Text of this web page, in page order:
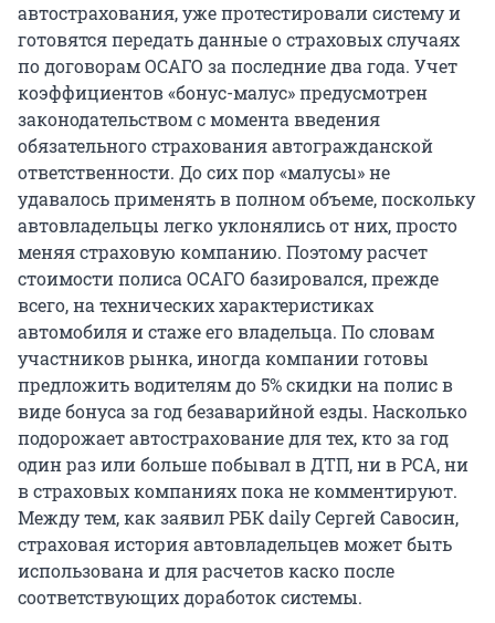
автострахования, уже протестировали систему и
готовятся передать данные о страховых случаях
по договорам ОСАГО за последние два года. Учет
коэффициентов «бонус-малус» предусмотрен
законодательством с момента введения
обязательного страхования автогражданской
ответственности. До сих пор «малусы» не
удавалось применять в полном объеме, поскольку
автовладельцы легко уклонялись от них, просто
меняя страховую компанию. Поэтому расчет
стоимости полиса ОСАГО базировался, прежде
всего, на технических характеристиках
автомобиля и стаже его владельца. По словам
участников рынка, иногда компании готовы
предложить водителям до 5% скидки на полис в
виде бонуса за год безаварийной езды. Насколько
подорожает автострахование для тех, кто за год
один раз или больше побывал в ДТП, ни в РСА, ни
в страховых компаниях пока не комментируют.
Между тем, как заявил РБК daily Сергей Савосин,
страховая история автовладельцев может быть
использована и для расчетов каско после
соответствующих доработок системы.